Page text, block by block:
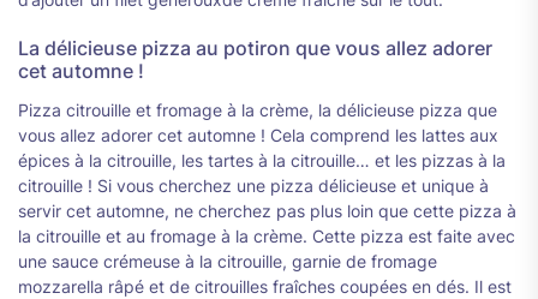
La délicieuse pizza au potiron que vous allez adorer
cet automne !
Pizza citrouille et fromage à la crème, la délicieuse pizza que
vous allez adorer cet automne ! Cela comprend les lattes aux
épices à la citrouille, les tartes à la citrouille… et les pizzas à la
citrouille ! Si vous cherchez une pizza délicieuse et unique à
servir cet automne, ne cherchez pas plus loin que cette pizza à
la citrouille et au fromage à la crème. Cette pizza est faite avec
une sauce crémeuse à la citrouille, garnie de fromage
mozzarella râpé et de citrouilles fraîches coupées en dés. Il est